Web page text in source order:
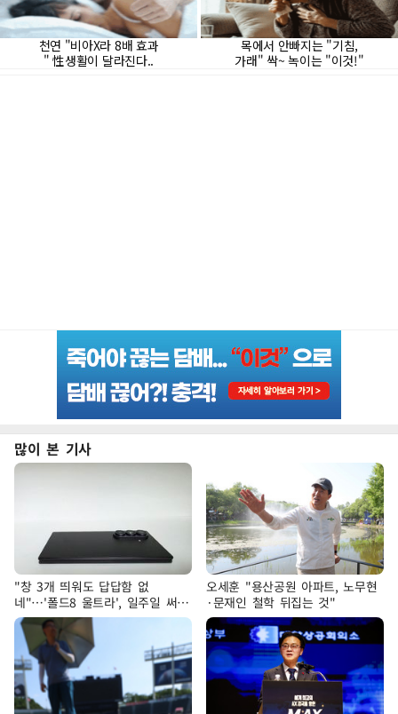
많이 본 기사
"창 3개 띄워도 답답함 없
네"…'폴드8 울트라', 일주일 써보
니
오세훈 "용산공원 아파트, 노무현
·문재인 철학 뒤집는 것"